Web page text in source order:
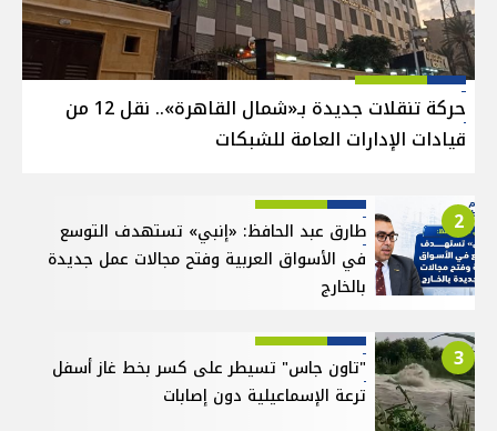
حركة تنقلات جديدة بـ«شمال القاهرة».. نقل 12 من
قيادات الإدارات العامة للشبكات
2
طارق عبد الحافظ: «إنبي» تستهدف التوسع
في الأسواق العربية وفتح مجالات عمل جديدة
بالخارج
3
"تاون جاس" تسيطر على كسر بخط غاز أسفل
ترعة الإسماعيلية دون إصابات